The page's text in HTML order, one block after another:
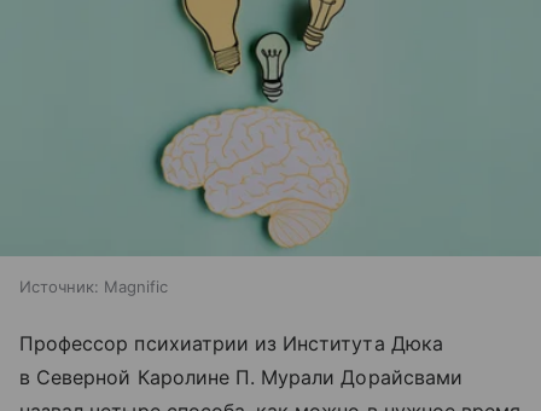
Источник: Magnific
Профессор психиатрии из Института Дюка
в Северной Каролине П. Мурали Дорайсвами